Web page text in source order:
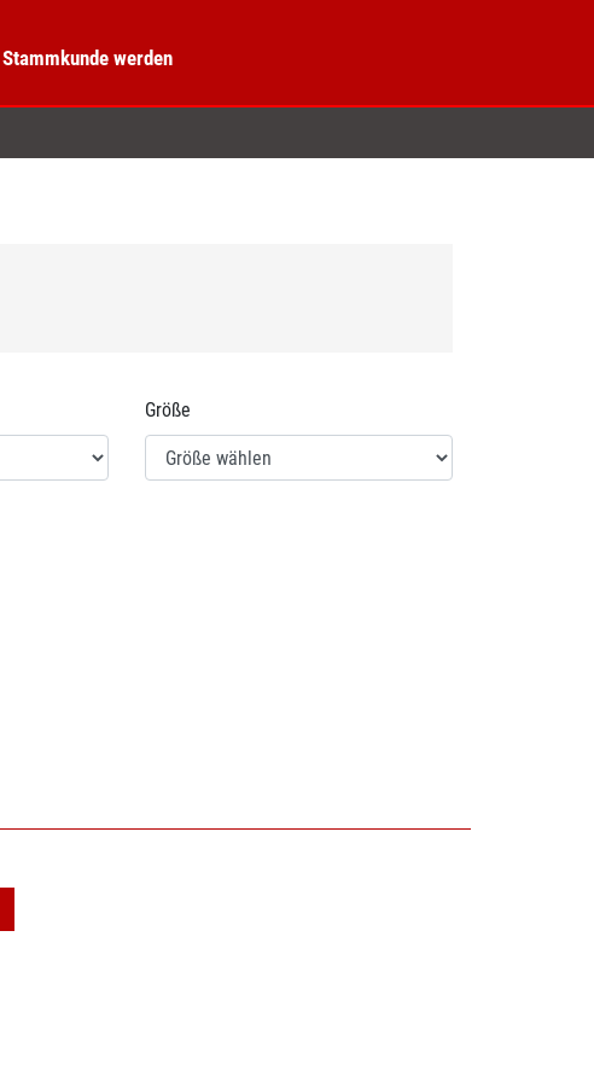
Stammkunde werden
Größe